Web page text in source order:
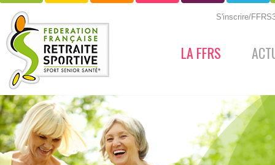
S'inscrire/
LA FFRS